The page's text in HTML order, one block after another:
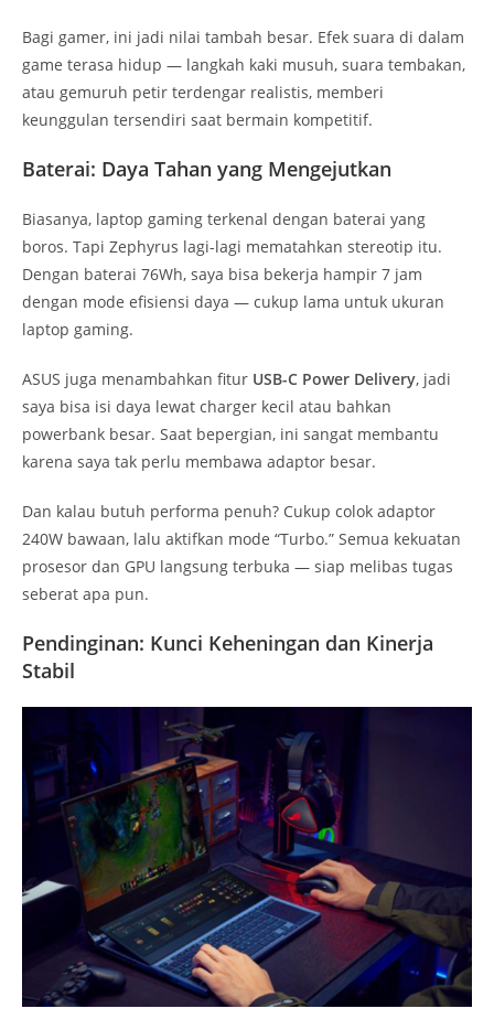
Bagi gamer, ini jadi nilai tambah besar. Efek suara di dalam
game terasa hidup — langkah kaki musuh, suara tembakan,
atau gemuruh petir terdengar realistis, memberi
keunggulan tersendiri saat bermain kompetitif.
Baterai: Daya Tahan yang Mengejutkan
Biasanya, laptop gaming terkenal dengan baterai yang
boros. Tapi Zephyrus lagi-lagi mematahkan stereotip itu.
Dengan baterai 76Wh, saya bisa bekerja hampir 7 jam
dengan mode efisiensi daya — cukup lama untuk ukuran
laptop gaming.
ASUS juga menambahkan fitur USB-C Power Delivery, jadi
saya bisa isi daya lewat charger kecil atau bahkan
powerbank besar. Saat bepergian, ini sangat membantu
karena saya tak perlu membawa adaptor besar.
Dan kalau butuh performa penuh? Cukup colok adaptor
240W bawaan, lalu aktifkan mode “Turbo.” Semua kekuatan
prosesor dan GPU langsung terbuka — siap melibas tugas
seberat apa pun.
Pendinginan: Kunci Keheningan dan Kinerja
Stabil